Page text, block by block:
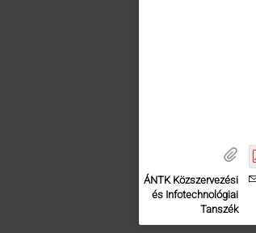
ÁNTK Közszervezési
és Infotechnológiai
Tanszék